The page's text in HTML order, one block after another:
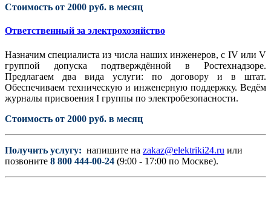
Стоимость от 2000 руб. в месяц
Ответственный за электрохозяйство
Назначим специалиста из числа наших инженеров, с IV или V
группой допуска подтверждённой в Ростехнадзоре.
Предлагаем два вида услуги: по договору и в штат.
Обеспечиваем техническую и инженерную поддержку. Ведём
журналы присвоения I группы по электробезопасности.
Стоимость от 2000 руб. в месяц
Получить услугу: напишите на zakaz@elektriki24.ru или
позвоните 8 800 444-00-24 (9:00 - 17:00 по Москве).